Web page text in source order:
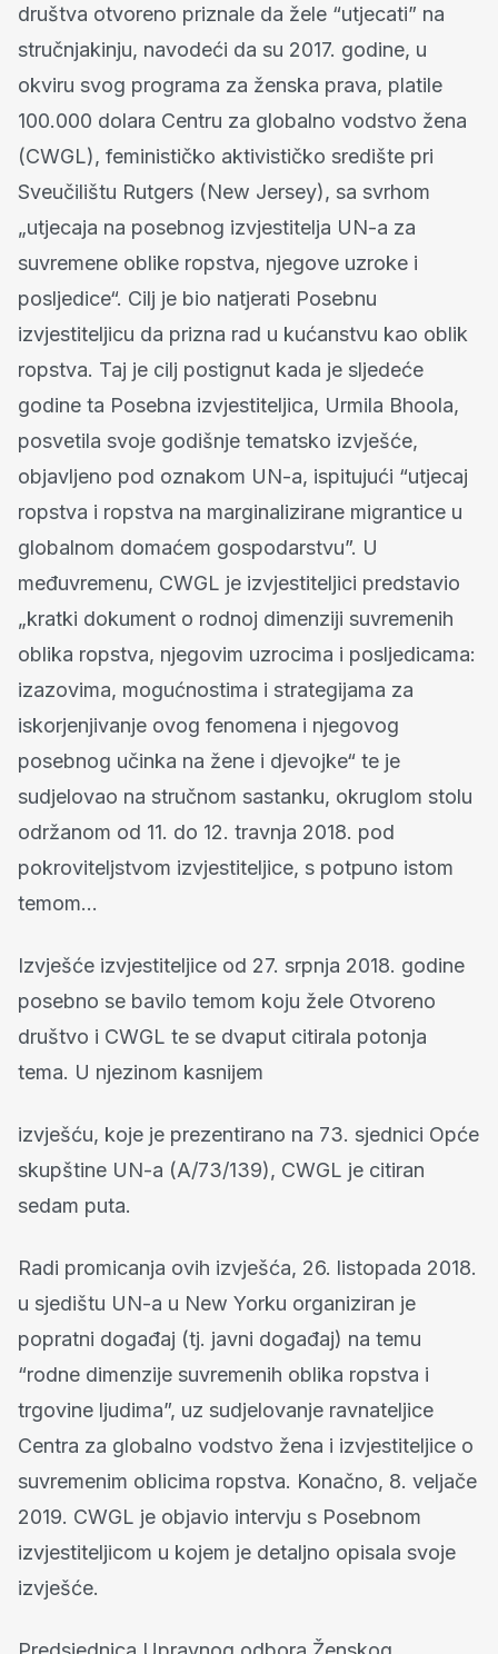
društva otvoreno priznale da žele “utjecati” na
stručnjakinju, navodeći da su 2017. godine, u
okviru svog programa za ženska prava, platile
100.000 dolara Centru za globalno vodstvo žena
(CWGL), feminističko aktivističko središte pri
Sveučilištu Rutgers (New Jersey), sa svrhom
„utjecaja na posebnog izvjestitelja UN-a za
suvremene oblike ropstva, njegove uzroke i
posljedice“. Cilj je bio natjerati Posebnu
izvjestiteljicu da prizna rad u kućanstvu kao oblik
ropstva. Taj je cilj postignut kada je sljedeće
godine ta Posebna izvjestiteljica, Urmila Bhoola,
posvetila svoje godišnje tematsko izvješće,
objavljeno pod oznakom UN-a, ispitujući “utjecaj
ropstva i ropstva na marginalizirane migrantice u
globalnom domaćem gospodarstvu”. U
međuvremenu, CWGL je izvjestiteljici predstavio
„kratki dokument o rodnoj dimenziji suvremenih
oblika ropstva, njegovim uzrocima i posljedicama:
izazovima, mogućnostima i strategijama za
iskorjenjivanje ovog fenomena i njegovog
posebnog učinka na žene i djevojke“ te je
sudjelovao na stručnom sastanku, okruglom stolu
održanom od 11. do 12. travnja 2018. pod
pokroviteljstvom izvjestiteljice, s potpuno istom
temom…
Izvješće izvjestiteljice od 27. srpnja 2018. godine
posebno se bavilo temom koju žele Otvoreno
društvo i CWGL te se dvaput citirala potonja
tema. U njezinom kasnijem
izvješću, koje je prezentirano na 73. sjednici Opće
skupštine UN-a (A/73/139), CWGL je citiran
sedam puta.
Radi promicanja ovih izvješća, 26. listopada 2018.
u sjedištu UN-a u New Yorku organiziran je
popratni događaj (tj. javni događaj) na temu
“rodne dimenzije suvremenih oblika ropstva i
trgovine ljudima”, uz sudjelovanje ravnateljice
Centra za globalno vodstvo žena i izvjestiteljice o
suvremenim oblicima ropstva. Konačno, 8. veljače
2019. CWGL je objavio intervju s Posebnom
izvjestiteljicom u kojem je detaljno opisala svoje
izvješće.